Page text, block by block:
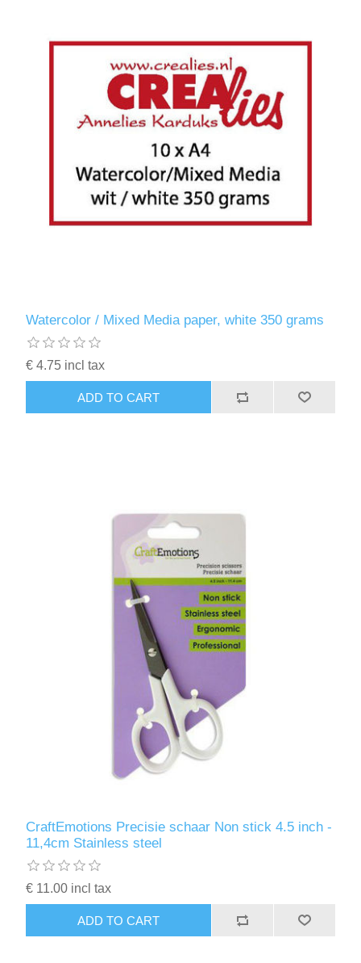
Watercolor / Mixed Media paper, white 350 grams
€ 4.75 incl tax
ADD TO CART
CraftEmotions Precisie schaar Non stick 4.5 inch -
11,4cm Stainless steel
€ 11.00 incl tax
ADD TO CART